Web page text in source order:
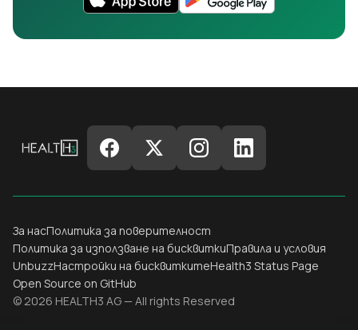
За насПолитика за поверителност
Политика за използване на бисквиткиПравила и условия
UnbuzzНастройки на бисквиткитеHealth3 Status Page
Open Source on GitHub
© 2026 HEALTH3 AG — All rights Reserved